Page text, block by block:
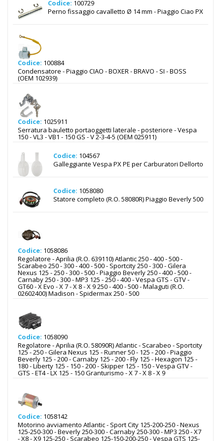
Codice: 100729
Perno fissaggio cavalletto Ø 14 mm - Piaggio Ciao PX
Codice: 100884
Condensatore - Piaggio CIAO - BOXER - BRAVO - SI - BOSS
(OEM 102939)
Codice: 1025911
Serratura bauletto portaoggetti laterale - posteriore - Vespa
150 - VL3 - VB1 - 150 GS - V 2-3-4-5 (OEM 025911)
Codice: 104567
Galleggiante Vespa PX PE per Carburatori Dellorto
Codice: 1058080
Statore completo (R.O. 58080R) Piaggio Beverly 500
Codice: 1058086
Regolatore - Aprilia (R.O. 639110) Atlantic 250 - 400 - 500 -
Scarabeo 250 - 300 - 400 - 500 - Sportcity 250 - 300 - Gilera
Nexus 125 - 250 - 300 - 500 - Piaggio Beverly 250 - 400 - 500 -
Carnaby 250 - 300 - MP3 125 - 250 - 400 - Vespa GTS - GTV -
GT60 - X Evo - X 7 - X 8 - X 9 250 - 400 - 500 - Malaguti (R.O.
02602400) Madison - Spidermax 250 - 500
Codice: 1058090
Regolatore - Aprilia (R.O. 58090R) Atlantic - Scarabeo - Sportcity
125 - 250 - Gilera Nexus 125 - Runner 50 - 125 - 200 - Piaggio
Beverly 125 - 200 - Carnaby 125 - 200 - Fly 125 - Hexagon 125 -
180 - Liberty 125 - 150 - 200 - Skipper 125 - 150 - Vespa GTV -
GTS - ET4 - LX 125 - 150 Granturismo - X 7 - X 8 - X 9
Codice: 1058142
Motorino avviamento Atlantic - Sport City 125-200-250 - Nexus
125-250-300 - Beverly 250-300 - Carnaby 250-300 - MP3 250 - X7
- X8 - X9 125-250 - Scarabeo 125-150-200-250 - Vespa GTS 125-